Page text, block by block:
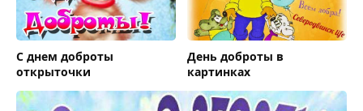
С днем доброты
открыточки
День доброты в
картинках